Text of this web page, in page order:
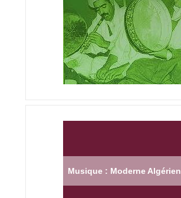
Musique : Moderne Algérien